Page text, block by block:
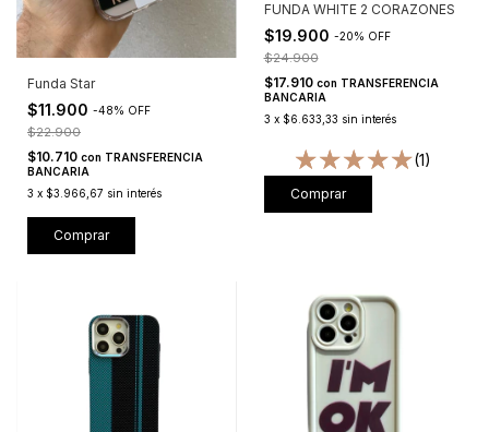
Funda Star
$11.900 -48% OFF
$22.900
$10.710 con TRANSFERENCIA
BANCARIA
3 x $3.966,67 sin interés
Comprar
FUNDA WHITE 2 CORAZONES
$19.900 -20% OFF
$24.900
$17.910 con TRANSFERENCIA
BANCARIA
3 x $6.633,33 sin interés
(1)
Comprar